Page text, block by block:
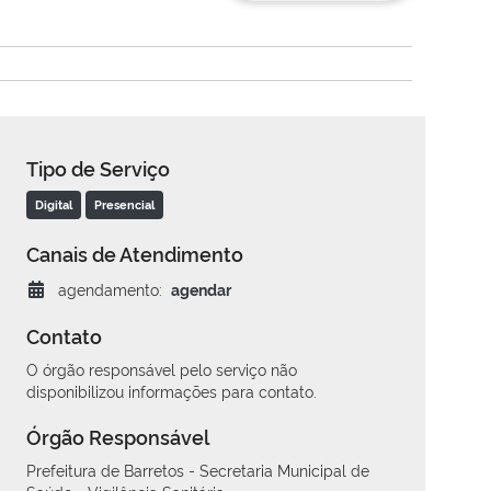
Tipo de Serviço
Digital Presencial
Canais de Atendimento
agendamento: agendar
Contato
O órgão responsável pelo serviço não
disponibilizou informações para contato.
Órgão Responsável
Prefeitura de Barretos - Secretaria Municipal de